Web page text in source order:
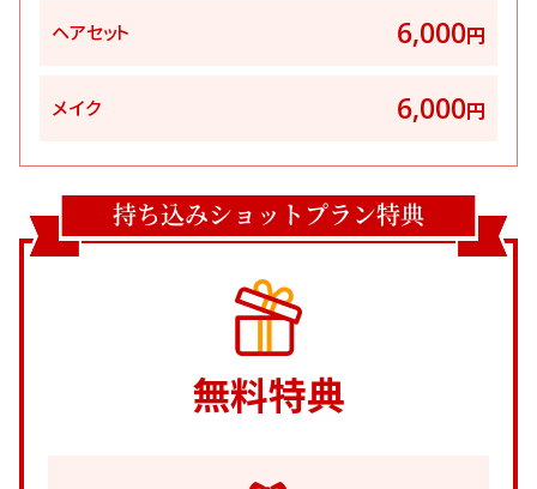
ヘアセット 6,000円
メイク 6,000円
持ち込みショットプラン特典
無料特典